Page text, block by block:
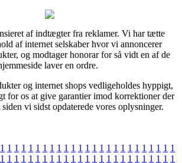
af indtægter fra reklamer. Vi har tætte
af internet selskaber hvor vi annoncerer
og modtager honorar for så vidt en af de
laver en ordre.
og internet shops vedligeholdes hyppigt,
for os at give garantier imod korrektioner der
vi sidst opdaterede vores oplysninger.
1 1 1 1 1 1 1 1 1 1 1 1 1 1 1 1 1 1 1 1 1 1 1 1 1
1 1 1 1 1 1 1 1 1 1 1 1 1 1 1 1 1 1 1 1 1 1 1 1 1